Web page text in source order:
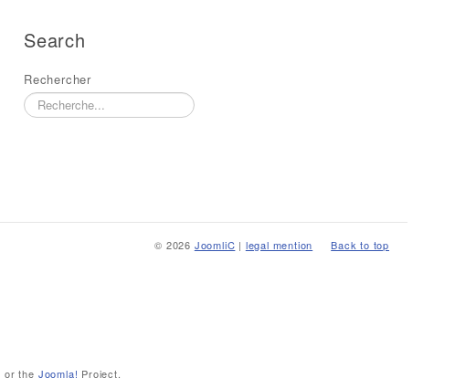
Search
Rechercher
Back to top
© 2026 JoomliC | legal mention
or the Joomla! Project.